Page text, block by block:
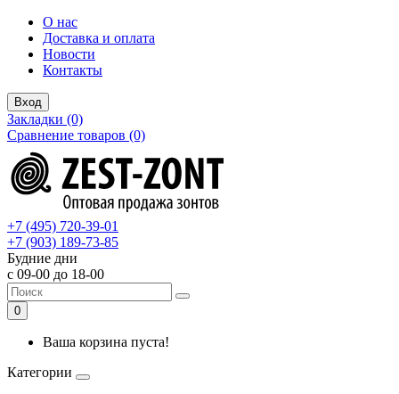
О нас
Доставка и оплата
Новости
Контакты
Вход
Закладки (0)
Сравнение товаров (0)
+7 (495) 720-39-01
+7 (903) 189-73-85
Будние дни
с 09-00 до 18-00
0
Ваша корзина пуста!
Категории